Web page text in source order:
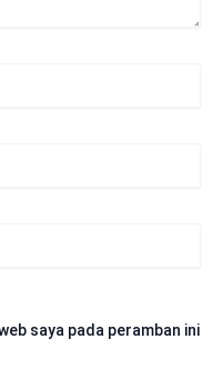
saya pada peramban ini